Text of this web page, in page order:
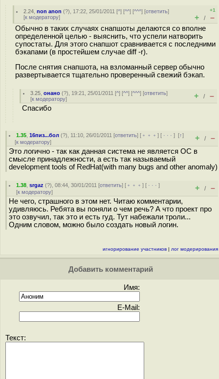
2.24 ,non anon (?), 17:22, 25/01/2011 [^] [^^] [^^^] [ответить]
[к модератору]
+1
+ / –
Обычно в таких случаях снапшоты делаются со вполне
определенной целью - выяснить, что успели натворить
супостаты. Для этого снапшот сравнивается с последними
бэкапами (в простейшем случае diff -r).
После снятия снапшота, на взломанный сервер обычно
развертывается тщательно проверенный свежий бэкап.
3.25 ,онано (?), 19:21, 25/01/2011 [^] [^^] [^^^] [ответить]
[к модератору] + / –
Спасибо
1.35 ,16пиз...бол (?), 11:10, 26/01/2011 [ответить] [ ﹢﹢﹢] [ · · ·][↑]
[к модератору] + / –
Это логично - так как данная система не является ОС в
смысле принадлежности, а есть так называемый
development tools of RedHat(with many bugs and other anomaly)
1.38 ,srgaz (?), 08:44, 30/01/2011 [ответить] [ ﹢﹢﹢] [ · · ·]
[к модератору] + / –
Не чего, страшного в этом нет. Читаю комментарии,
удивляюсь. Ребята вы поняли о чем речь? А что проект про
это озвучил, так это и есть гуд. Тут набежали троли...
Одним словом, можно было создать новый логин.
игнорирование участников | лог модерирования
Добавить комментарий
Имя:
E-Mail:
Текст: